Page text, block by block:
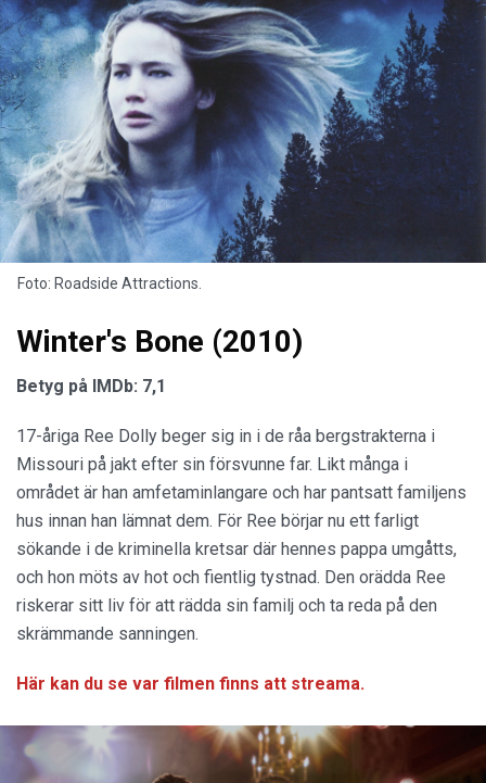
Foto: Roadside Attractions.
Winter's Bone (2010)
Betyg på IMDb: 7,1
17-åriga Ree Dolly beger sig in i de råa bergstrakterna i
Missouri på jakt efter sin försvunne far. Likt många i
området är han amfetaminlangare och har pantsatt familjens
hus innan han lämnat dem. För Ree börjar nu ett farligt
sökande i de kriminella kretsar där hennes pappa umgåtts,
och hon möts av hot och fientlig tystnad. Den orädda Ree
riskerar sitt liv för att rädda sin familj och ta reda på den
skrämmande sanningen.
Här kan du se var filmen finns att streama.